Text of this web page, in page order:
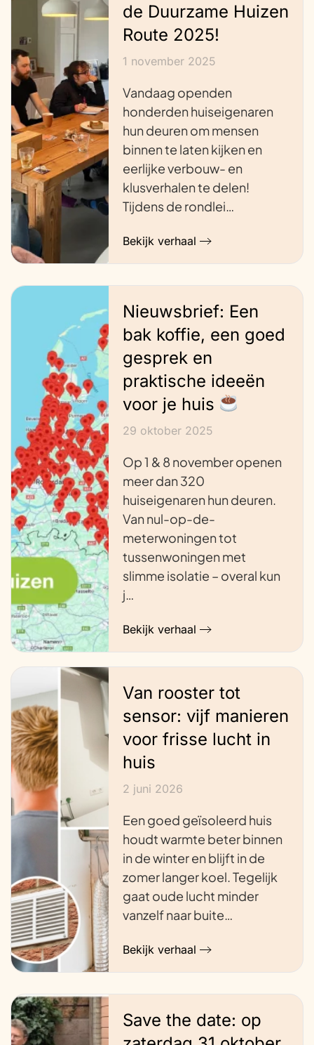
de Duurzame Huizen
Route 2025!
1 november 2025
Vandaag openden
honderden huiseigenaren
hun deuren om mensen
binnen te laten kijken en
eerlijke verbouw- en
klusverhalen te delen!
Tijdens de rondlei…
Bekijk verhaal
Nieuwsbrief: Een
bak koffie, een goed
gesprek en
praktische ideeën
voor je huis
29 oktober 2025
Op 1 & 8 november openen
meer dan 320
huiseigenaren hun deuren.
Van nul-op-de-
meterwoningen tot
tussenwoningen met
slimme isolatie – overal kun
j…
Bekijk verhaal
Van rooster tot
sensor: vijf manieren
voor frisse lucht in
huis
2 juni 2026
Een goed geïsoleerd huis
houdt warmte beter binnen
in de winter en blijft in de
zomer langer koel. Tegelijk
gaat oude lucht minder
vanzelf naar buite…
Bekijk verhaal
Save the date: op